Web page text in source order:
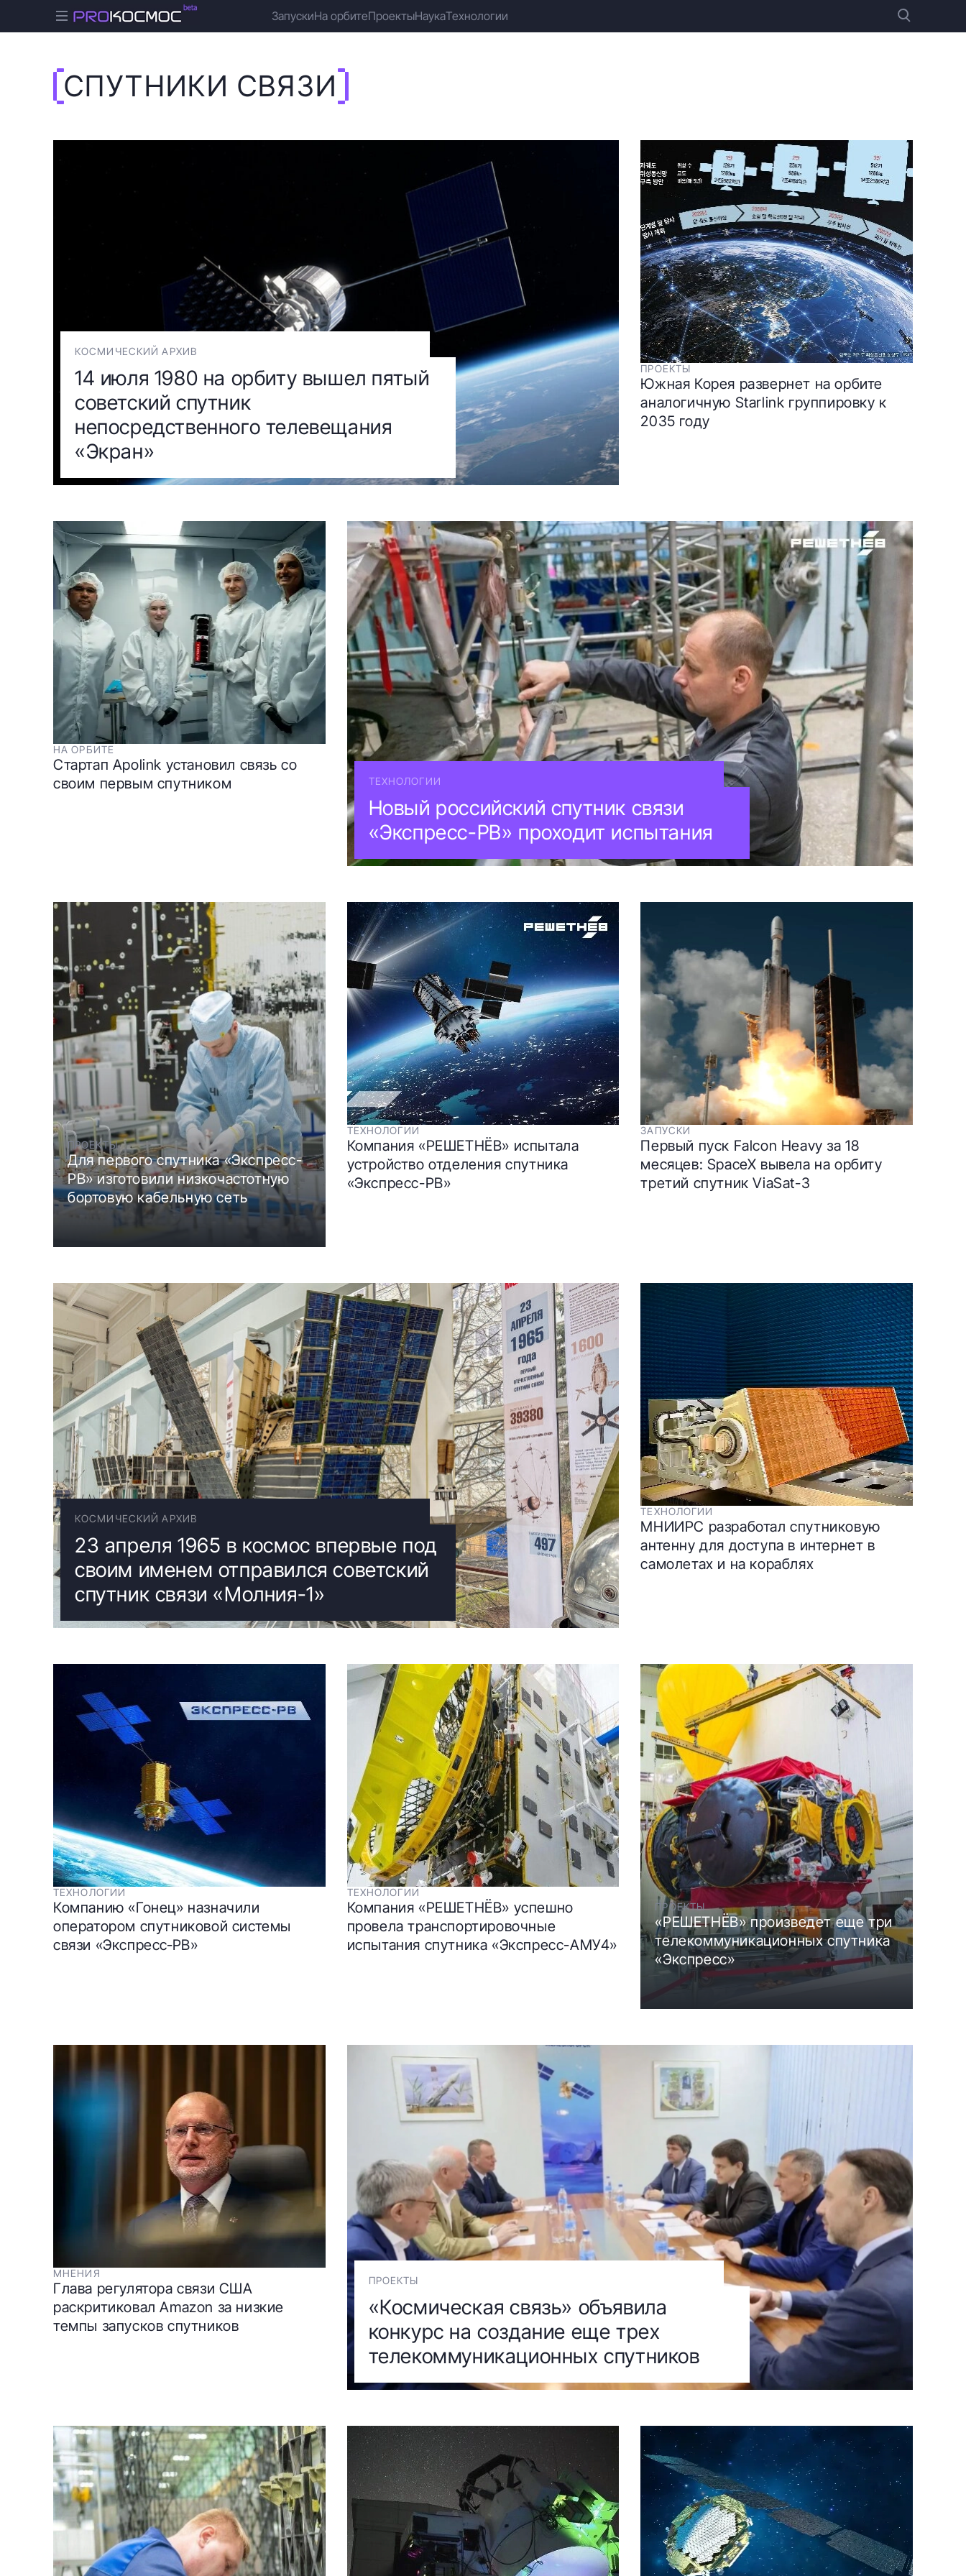
ЗапускиНа орбитеПроектыНаукаТехнологии
СПУТНИКИ СВЯЗИ
КОСМИЧЕСКИЙ АРХИВ
14 июля 1980 на орбиту вышел пятый
советский спутник
непосредственного телевещания
«Экран»
ПРОЕКТЫ
Южная Корея развернет на орбите
аналогичную Starlink группировку к
2035 году
НА ОРБИТЕ
Стартап Apolink установил связь со
своим первым спутником
ТЕХНОЛОГИИ
Новый российский спутник связи
«Экспресс-РВ» проходит испытания
ПРОЕКТЫ
Для первого спутника «Экспресс-
РВ» изготовили низкочастотную
бортовую кабельную сеть
ТЕХНОЛОГИИ
Компания «РЕШЕТНЁВ» испытала
устройство отделения спутника
«Экспресс-РВ»
ЗАПУСКИ
Первый пуск Falcon Heavy за 18
месяцев: SpaceX вывела на орбиту
третий спутник ViaSat-3
КОСМИЧЕСКИЙ АРХИВ
23 апреля 1965 в космос впервые под
своим именем отправился советский
спутник связи «Молния-1»
ТЕХНОЛОГИИ
МНИИРС разработал спутниковую
антенну для доступа в интернет в
самолетах и на кораблях
ТЕХНОЛОГИИ
Компанию «Гонец» назначили
оператором спутниковой системы
связи «Экспресс‑РВ»
ТЕХНОЛОГИИ
Компания «РЕШЕТНЁВ» успешно
провела транспортировочные
испытания спутника «Экспресс-АМУ4»
ПРОЕКТЫ
«РЕШЕТНЁВ» произведет еще три
телекоммуникационных спутника
«Экспресс»
МНЕНИЯ
Глава регулятора связи США
раскритиковал Amazon за низкие
темпы запусков спутников
ПРОЕКТЫ
«Космическая связь» объявила
конкурс на создание еще трех
телекоммуникационных спутников